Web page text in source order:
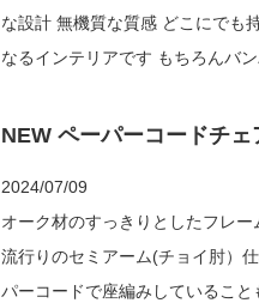
な設計 無機質な質感 どこにでも持っていけて
なるインテリアです もちろんバンバン座ってやってください こちらHOLM230 楽天SHOP
NEW ペーパーコードチェ
2024/07/09
オーク材のすっきりとしたフレ
流行りのセミアーム(チョイ肘）仕
パーコードで座編みしていることもあり すっき